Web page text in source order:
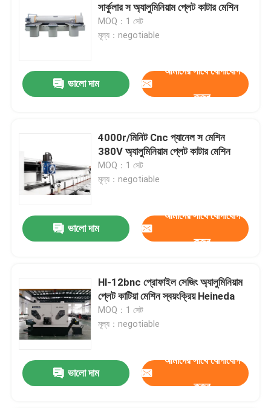
সার্কুলার স অ্যালুমিনিয়াম প্লেট কাটার মেশিন
MOQ：1 সেট
মূল্য：negotiable
ভালো দাম
আমাদের সাথে যোগাযোগ
করুন
4000r/মিনিট Cnc প্যানেল স মেশিন
380V অ্যালুমিনিয়াম প্লেট কাটার মেশিন
MOQ：1 সেট
মূল্য：negotiable
ভালো দাম
আমাদের সাথে যোগাযোগ
করুন
Hl-12bnc প্রোফাইল সেজিং অ্যালুমিনিয়াম
প্লেট কাটিয়া মেশিন স্বয়ংক্রিয় Heineda
MOQ：1 সেট
মূল্য：negotiable
ভালো দাম
আমাদের সাথে যোগাযোগ
করুন